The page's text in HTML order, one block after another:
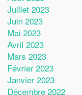
Juillet 2023
Juin 2023
Mai 2023
Avril 2023
Mars 2023
Février 2023
Janvier 2023
Décembre 2022